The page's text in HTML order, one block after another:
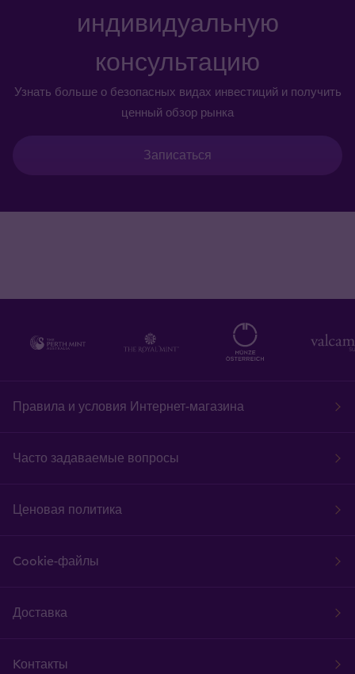
индивидуальную
консультацию
Узнать больше о безопасных видах инвестиций и получить
ценный обзор рынка
Записаться
Правила и условия Интернет-магазина
Часто задаваемые вопросы
Ценовая политика
Cookie-файлы
Доставка
Kонтакты